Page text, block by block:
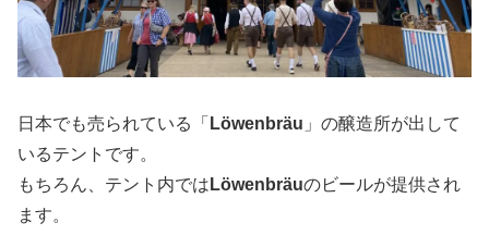
日本でも売られている「 Löwenbräu 」の醸造所が出して
いるテントです。
もちろん、テント内では Löwenbräuのビールが提供され
ます。